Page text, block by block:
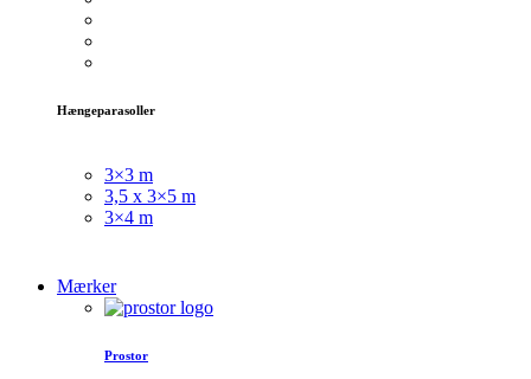
Hængeparasoller
3×3 m
3,5 x 3×5 m
3×4 m
Mærker
Prostor